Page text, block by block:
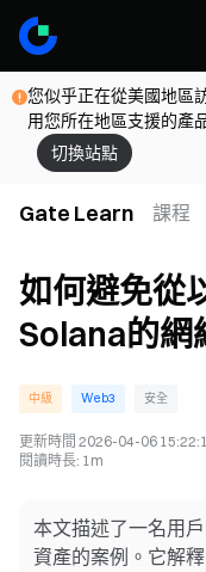
您似乎正在從美國地區
用您所在地區支援的產
切換站點
Gate Learn 課程
如何避免從
Solana的網
中級 Web3 安全
更新時間 2026-04-06
閱讀時長: 1m
本文描述了一名用
資產的案例。它解